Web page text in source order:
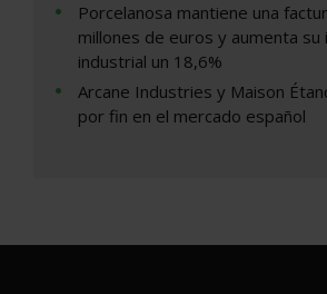
Porcelanosa mantiene una
millones de euros y aumenta su
industrial un 18,6%
Arcane Industries y Maison
por fin en el mercado español